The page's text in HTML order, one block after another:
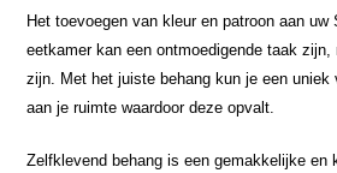
Het toevoegen van kleur en patroon aan uw
eetkamer kan een ontmoedigende taak
zijn. Met het juiste behang kun je een uniek
aan je ruimte waardoor deze opvalt.
Zelfklevend behang is een gemakkelijke en